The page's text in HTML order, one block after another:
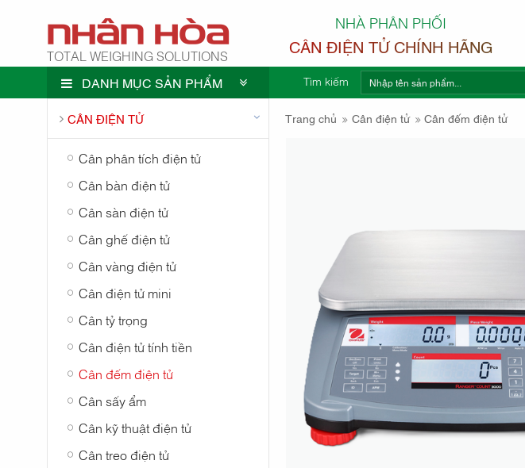
TOTAL WEIGHING SOLUTIONS
NHÀ PHÂN PHỐI
CÂN ĐIỆN TỬ CHÍNH HÃNG
DANH MỤC SẢN PHẨM Tìm kiếm
CÔNG TY
NHÂN HÒA
CÂN ĐIỆN TỬ
Cân phân tích điện tử
Cân bàn điện tử
Cân sàn điện tử
Cân ghế điện tử
Cân vàng điện tử
Cân điện tử mini
Cân tỷ trọng
Cân điện tử tính tiền
Cân đếm điện tử
Cân sấy ẩm
Cân kỹ thuật điện tử
Cân treo điện tử
Trang chủ Cân điện tử Cân đếm điện tử